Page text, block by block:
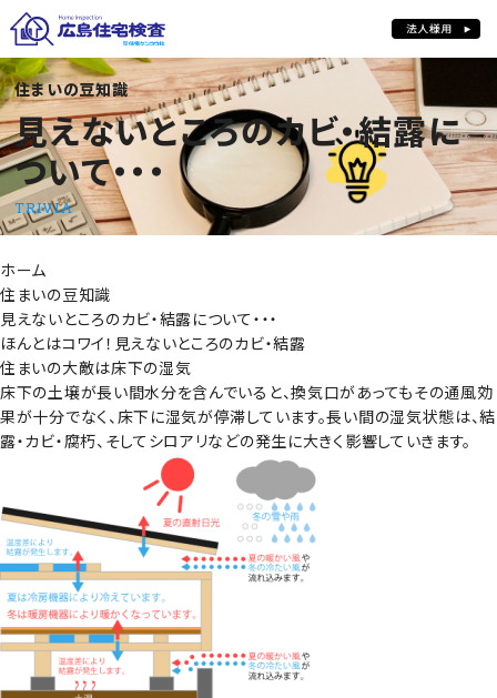
見えないところのカビ・結露について・・・
住まいの豆知識
見えないところのカビ・結露に
ついて・・・
TRIVIA
ホーム
住まいの豆知識
見えないところのカビ・結露について・・・
ほんとはコワイ！見えないところのカビ・結露
住まいの大敵は床下の湿気
床下の土壌が長い間水分を含んでいると、換気口があってもその通風効
果が十分でなく、床下に湿気が停滞しています。長い間の湿気状態は、結
露・カビ・腐朽、そしてシロアリなどの発生に大きく影響していきます。